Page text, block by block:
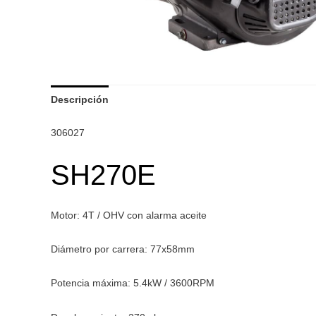
Descripción
306027
SH270E
Motor: 4T / OHV con alarma aceite
Diámetro por carrera: 77x58mm
Potencia máxima: 5.4kW / 3600RPM